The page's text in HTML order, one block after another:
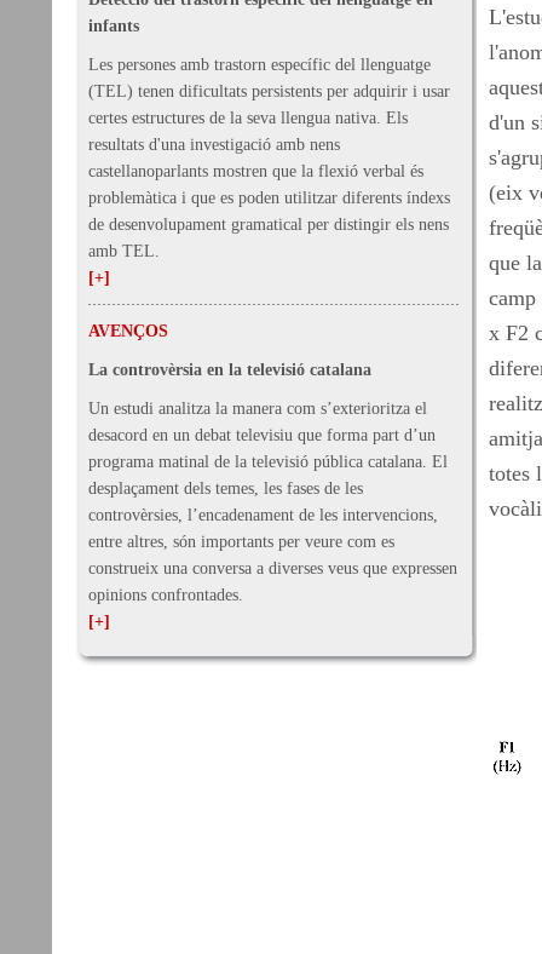
infants
Les persones amb trastorn específic del llenguatge
(TEL) tenen dificultats persistents per adquirir i usar
certes estructures de la seva llengua nativa. Els
resultats d'una investigació amb nens
castellanoparlants mostren que la flexió verbal és
problemàtica i que es poden utilitzar diferents índexs
de desenvolupament gramatical per distingir els nens
amb TEL.
[+]
AVENÇOS
La controvèrsia en la televisió catalana
Un estudi analitza la manera com s’exterioritza el
desacord en un debat televisiu que forma part d’un
programa matinal de la televisió pública catalana. El
desplaçament dels temes, les fases de les
controvèrsies, l’encadenament de les intervencions,
entre altres, són importants per veure com es
construeix una conversa a diverses veus que expressen
opinions confrontades.
[+]
d'un
(eix
que
camp
x F2
totes